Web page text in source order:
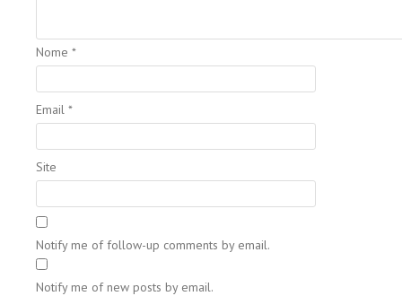
Nome *
Email *
Site
Notify me of follow-up comments by email.
Notify me of new posts by email.